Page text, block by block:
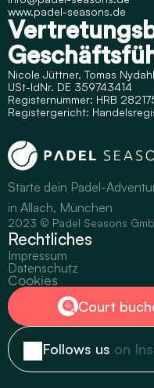
www.padel-seasons.de
Nicole Jüttner, Tomas Nydahl
USt-IdNr. DE 359743414
Registernummer: HRB
Registergericht:
Starte dein Padel-
in Allach, München
2023 © Padel Seasons
Rechtliches
Impressum
Datenschutz
Cookies
Court
Follows us on